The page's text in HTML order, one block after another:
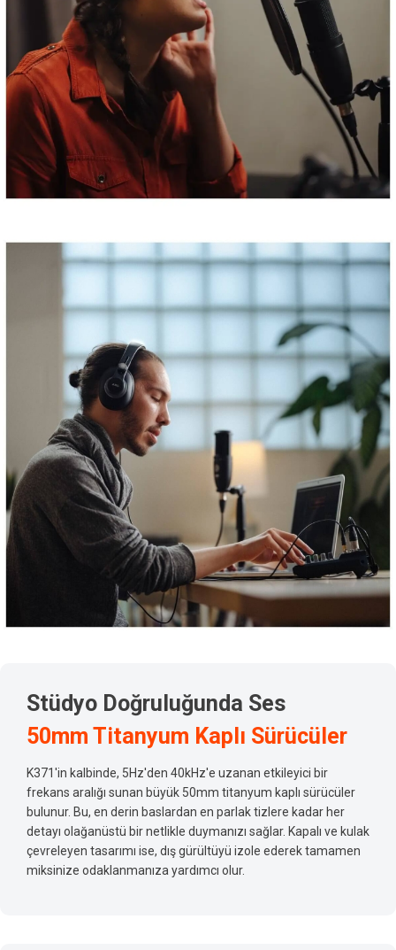
Stüdyo Doğruluğunda Ses
50mm Titanyum Kaplı Sürücüler
K371'in kalbinde, 5Hz'den 40kHz'e uzanan etkileyici bir
frekans aralığı sunan büyük 50mm titanyum kaplı sürücüler
bulunur. Bu, en derin baslardan en parlak tizlere kadar her
detayı olağanüstü bir netlikle duymanızı sağlar. Kapalı ve kulak
çevreleyen tasarımı ise, dış gürültüyü izole ederek tamamen
miksinize odaklanmanıza yardımcı olur.